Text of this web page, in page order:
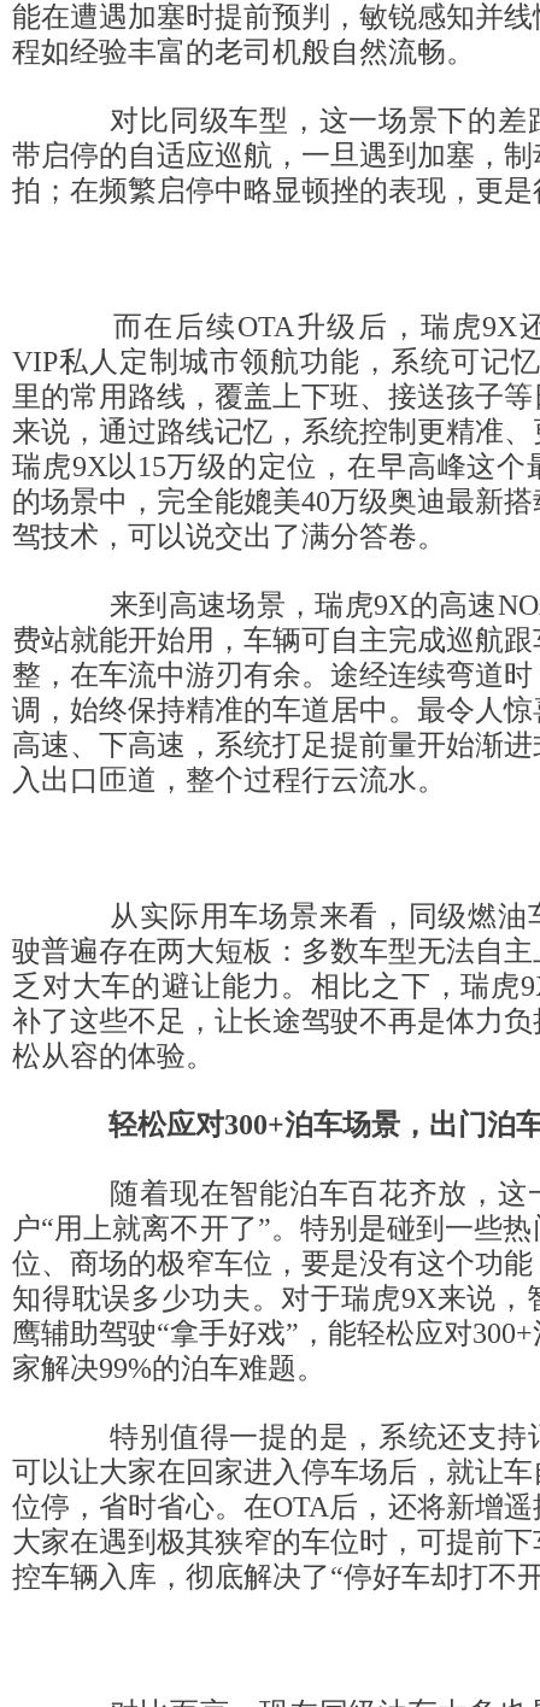
能在遭遇加塞时提前预判，敏锐感知并
程如经验丰富的老司机般自然流畅。
对比同级车型，这一场景下的差
带启停的自适应巡航，一旦遇到加塞，
拍；在频繁启停中略显顿挫的表现，更
而在后续OTA升级后，瑞虎9X
VIP私人定制城市领航功能，系统可记
里的常用路线，覆盖上下班、接送孩子
来说，通过路线记忆，系统控制更精准
瑞虎9X以15万级的定位，在早高峰这个
的场景中，完全能媲美40万级奥迪最新
驾技术，可以说交出了满分答卷。
来到高速场景，瑞虎9X的高速
费站就能开始用，车辆可自主完成巡航
整，在车流中游刃有余。途经连续弯道
调，始终保持精准的车道居中。最令人
高速、下高速，系统打足提前量开始渐
入出口匝道，整个过程行云流水。
从实际用车场景来看，同级燃油
驶普遍存在两大短板：多数车型无法自
乏对大车的避让能力。相比之下，瑞虎
补了这些不足，让长途驾驶不再是体力
松从容的体验。
轻松应对300+泊车场景，出门泊
随着现在智能泊车百花齐放，这
户“用上就离不开了”。特别是碰到一些
位、商场的极窄车位，要是没有这个功
知得耽误多少功夫。对于瑞虎9X来说，
鹰辅助驾驶“拿手好戏”，能轻松应对
家解决99%的泊车难题。
特别值得一提的是，系统还支持
可以让大家在回家进入停车场后，就让
位停，省时省心。在OTA后，还将新增
大家在遇到极其狭窄的车位时，可提前
控车辆入库，彻底解决了“停好车却打不